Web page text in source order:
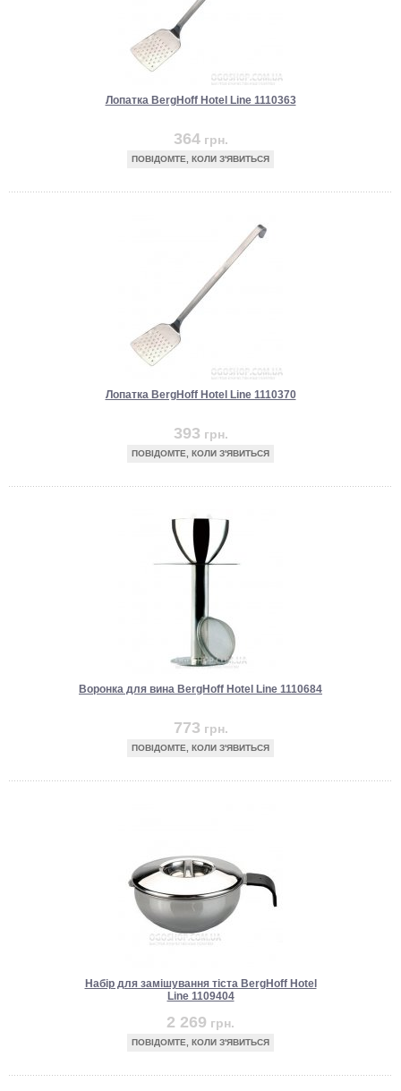
Лопатка BergHoff Hotel Line 1110363
364 грн.
ПОВІДОМТЕ, КОЛИ З'ЯВИТЬСЯ
Лопатка BergHoff Hotel Line 1110370
393 грн.
ПОВІДОМТЕ, КОЛИ З'ЯВИТЬСЯ
Воронка для вина BergHoff Hotel Line 1110684
773 грн.
ПОВІДОМТЕ, КОЛИ З'ЯВИТЬСЯ
Набір для замішування тіста BergHoff Hotel
Line 1109404
2 269 грн.
ПОВІДОМТЕ, КОЛИ З'ЯВИТЬСЯ